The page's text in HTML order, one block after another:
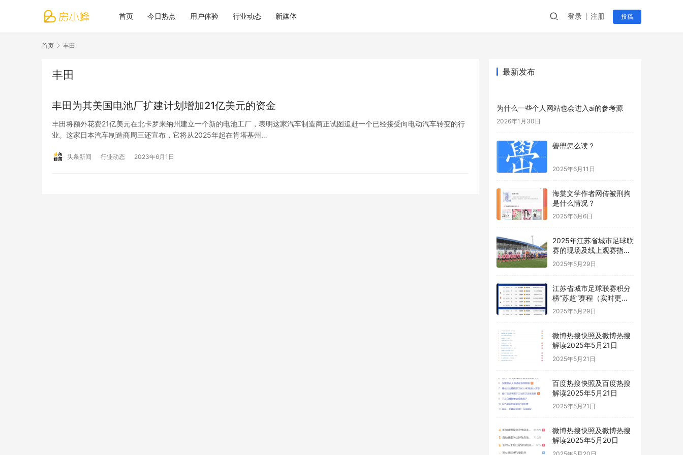
首页 今日热点 用户体验 行业动态 新媒体 登录 注册 投稿
首页 丰田
丰田
丰田为其美国电池厂扩建计划增加21亿美元的资金
丰田将额外花费21亿美元在北卡罗来纳州建立一个新的电池工厂，表明这家汽车制造商正试图追赶一个已经接受向电动汽车转变的行
业。这家日本汽车制造商周三还宣布，它将从2025年起在肯塔基州…
头条新闻 行业动态 2023年6月1日
最新发布
为什么一些个人网站也会进入ai的参考源
2026年1月30日
礐嶨怎么读？
2025年6月11日
海棠文学作者网传被刑拘
是什么情况？
2025年6月6日
2025年江苏省城市足球联
赛的现场及线上观赛指南
“苏超”
2025年5月29日
江苏省城市足球联赛积分
榜“苏超”赛程（实时更
新）
2025年5月29日
微博热搜快照及微博热搜
解读2025年5月21日
2025年5月21日
百度热搜快照及百度热搜
解读2025年5月21日
2025年5月21日
微博热搜快照及微博热搜
解读2025年5月20日